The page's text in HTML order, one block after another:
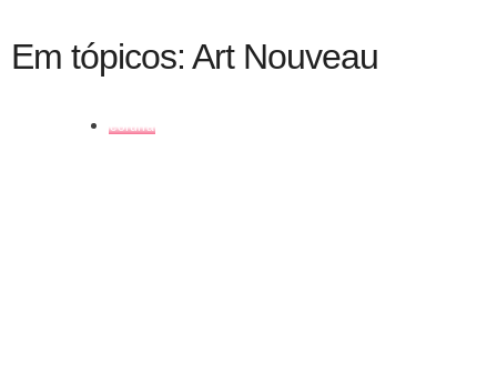
Em tópicos: Art Nouveau
coluna